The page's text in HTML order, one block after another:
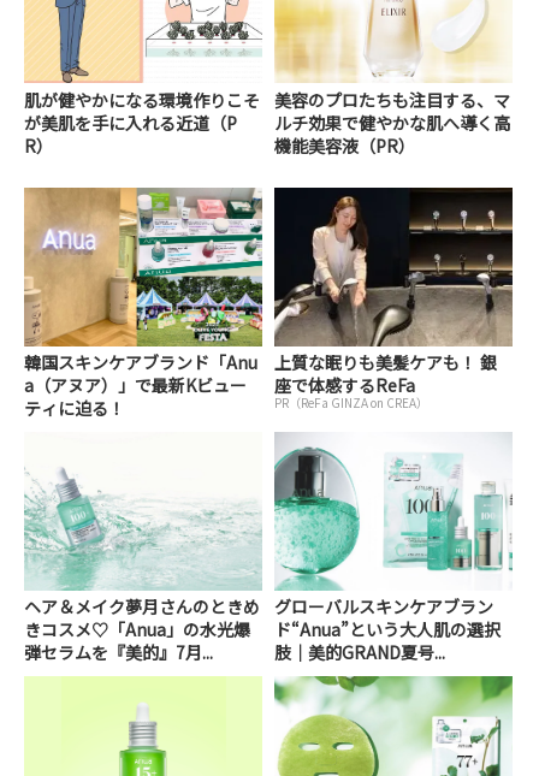
肌が健やかになる環境作りこそ
が美肌を手に入れる近道（P
R）
美容のプロたちも注目する、マ
ルチ効果で健やかな肌へ導く高
機能美容液（PR）
韓国スキンケアブランド「Anu
a（アヌア）」で最新Kビュー
ティに迫る！
上質な眠りも美髪ケアも！ 銀
座で体感するReFa
PR（ReFa GINZA on CREA）
ヘア＆メイク夢月さんのときめ
きコスメ♡「Anua」の水光爆
弾セラムを『美的』7月...
グローバルスキンケアブラン
ド“Anua”という大人肌の選択
肢｜美的GRAND夏号...